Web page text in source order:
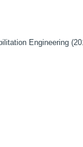
Engineering